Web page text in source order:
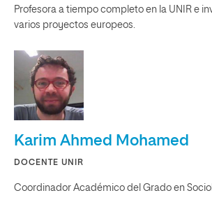
Profesora a tiempo completo en la UNIR e
varios proyectos europeos.
Karim Ahmed Mohamed
DOCENTE UNIR
Coordinador Académico del Grado en